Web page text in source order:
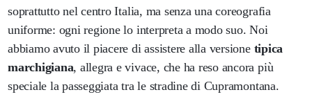
soprattutto nel centro Italia, ma senza una coreografia
uniforme: ogni regione lo interpreta a modo suo. Noi
abbiamo avuto il piacere di assistere alla versione tipica
marchigiana, allegra e vivace, che ha reso ancora più
speciale la passeggiata tra le stradine di Cupramontana.